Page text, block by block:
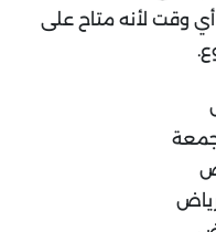
وقت لأنه متاح على